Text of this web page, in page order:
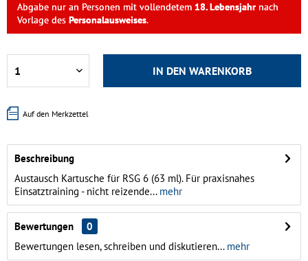
Abgabe nur an Personen mit vollendetem 18. Lebensjahr nach
Vorlage des Personalausweises.
IN DEN WARENKORB
Auf den Merkzettel
Beschreibung
Austausch Kartusche für RSG 6 (63 ml). Für praxisnahes
Einsatztraining - nicht reizende...mehr
Bewertungen
0
Bewertungen lesen, schreiben und diskutieren...mehr